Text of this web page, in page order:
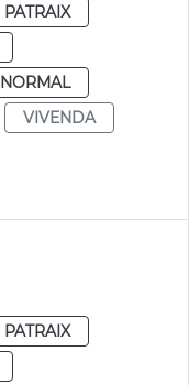
PATRAIX
NORMAL
VIVENDA
PATRAIX